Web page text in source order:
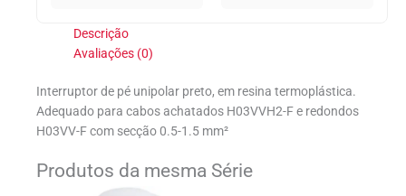
Descrição
Avaliações (0)
Interruptor de pé unipolar preto, em resina termoplástica.
Adequado para cabos achatados H03VVH2-F e redondos
H03VV-F com secção 0.5-1.5 mm²
Produtos da mesma Série